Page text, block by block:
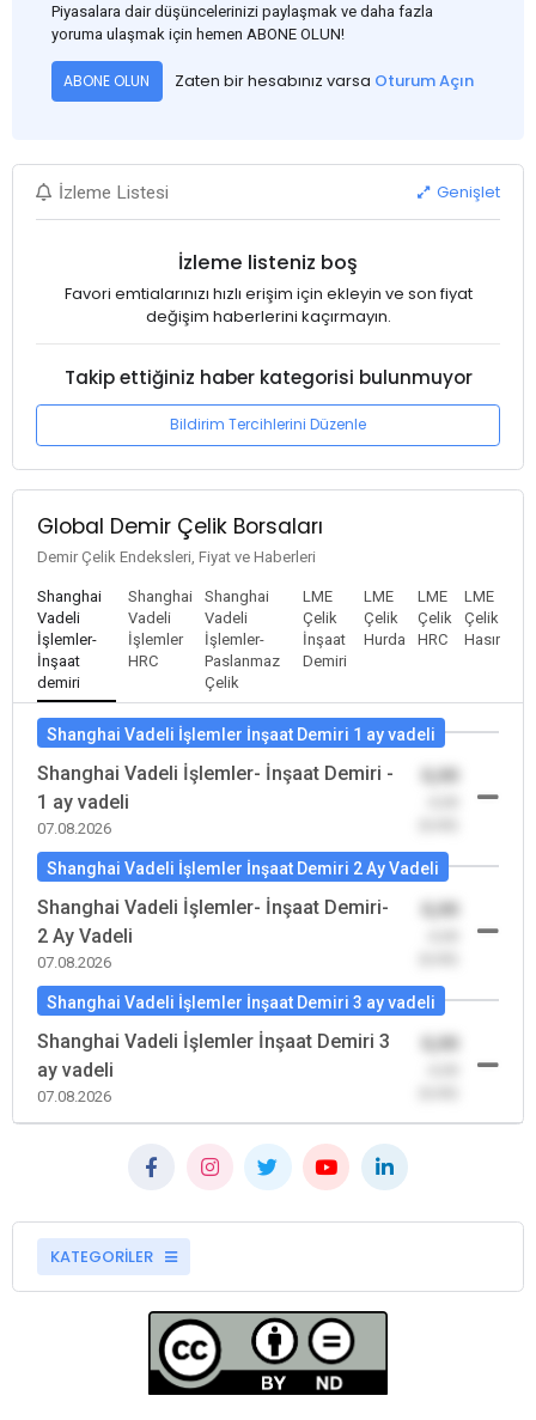
Piyasalara dair düşüncelerinizi paylaşmak ve daha fazla
yoruma ulaşmak için hemen ABONE OLUN!
ABONE OLUN Zaten bir hesabınız varsa Oturum Açın
İzleme Listesi Genişlet
İzleme listeniz boş
Favori emtialarınızı hızlı erişim için ekleyin ve son fiyat
değişim haberlerini kaçırmayın.
Takip ettiğiniz haber kategorisi bulunmuyor
Bildirim Tercihlerini Düzenle
Global Demir Çelik Borsaları
Demir Çelik Endeksleri, Fiyat ve Haberleri
Shanghai
Vadeli
İşlemler-
İnşaat
demiri
Shanghai
Vadeli
İşlemler
HRC
Shanghai
Vadeli
İşlemler-
Paslanmaz
Çelik
LME
Çelik
İnşaat
Demiri
LME
Çelik
Hurda
LME
Çelik
HRC
LME
Çelik
Hasır
Shanghai Vadeli İşlemler İnşaat Demiri 1 ay vadeli
Shanghai Vadeli İşlemler- İnşaat Demiri -
1 ay vadeli
07.08.2026
Shanghai Vadeli İşlemler İnşaat Demiri 2 Ay Vadeli
Shanghai Vadeli İşlemler- İnşaat Demiri-
2 Ay Vadeli
07.08.2026
Shanghai Vadeli İşlemler İnşaat Demiri 3 ay vadeli
Shanghai Vadeli İşlemler İnşaat Demiri 3
ay vadeli
07.08.2026
KATEGORİLER